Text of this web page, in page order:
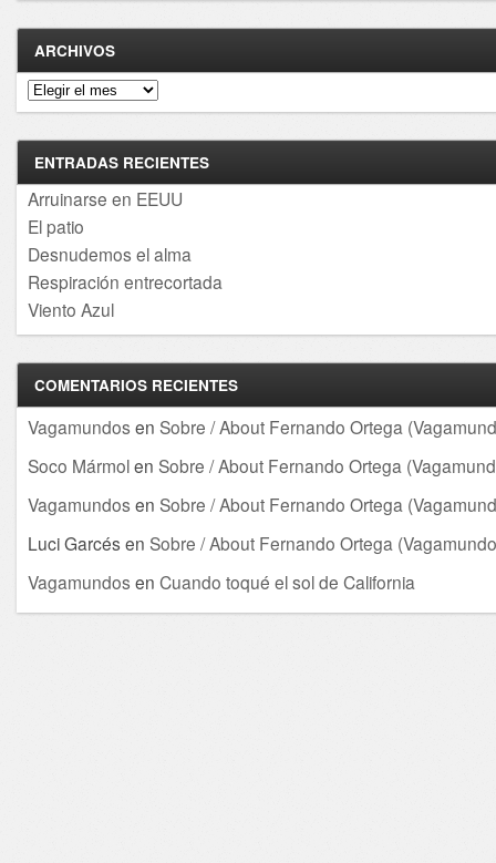
ARCHIVOS
Archivos
ENTRADAS RECIENTES
Arruinarse en EEUU
El patio
Desnudemos el alma
Respiración entrecortada
Viento Azul
COMENTARIOS RECIENTES
Vagamundos en Sobre / About Fernando Ortega
Soco Mármolen Sobre / About Fernando Ortega
Vagamundos en Sobre / About Fernando Ortega
Luci Garcés en Sobre / About Fernando Ortega
Vagamundos en Cuando toqué el sol de California